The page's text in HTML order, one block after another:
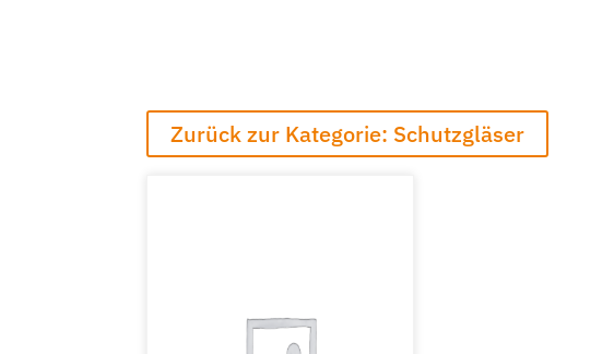
Zurück zur Kategorie: Schutzgläser